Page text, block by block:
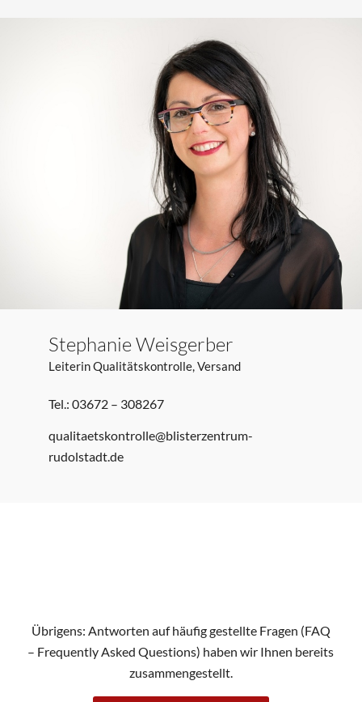
Stephanie Weisgerber
Leiterin Qualitätskontrolle, Versand
Tel.: 03672 – 308267
qualitaetskontrolle@blisterzentrum-
rudolstadt.de
Übrigens: Antworten auf häufig gestellte Fragen (FAQ
– Frequently Asked Questions) haben wir Ihnen bereits
zusammengestellt.